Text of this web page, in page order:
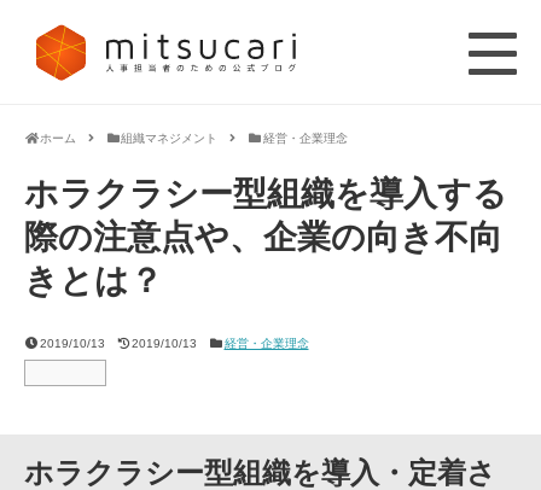
ホーム 組織マネジメント 経営・企業理念
ホラクラシー型組織を導入する
際の注意点や、企業の向き不向
きとは？
2019/10/13 2019/10/13 経営・企業理念
ホラクラシー型組織を導入・定着さ